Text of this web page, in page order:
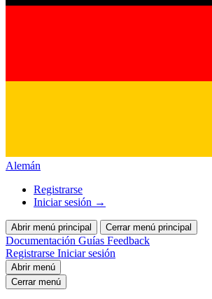
Alemán
Registrarse
Iniciar sesión →
Abrir menú principal Cerrar menú principal
Documentación Guías Feedback
Registrarse Iniciar sesión
Abrir menú
Cerrar menú